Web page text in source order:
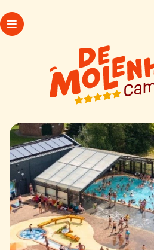
WhatsApp
Openingstijden
Mijn Molenhof
FAQ
Plattegrond
Kamperen
Last minutes
Doen en
Contact &
Accommodaties
Last minutes
Doen en beleven
Contact & info
WhatsApp
Arrangementen
Openingstijden
Mijn Molenhof
FAQ
Plattegrond